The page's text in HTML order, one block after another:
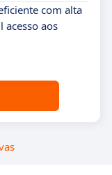
com alta
acesso aos